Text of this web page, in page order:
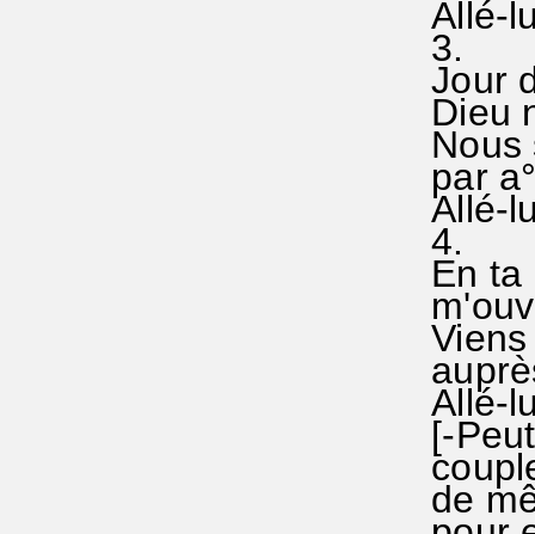
Allé-
3.
Jour
Dieu
Nous
par
Allé-
4.
En ta
Allé-
[-
de